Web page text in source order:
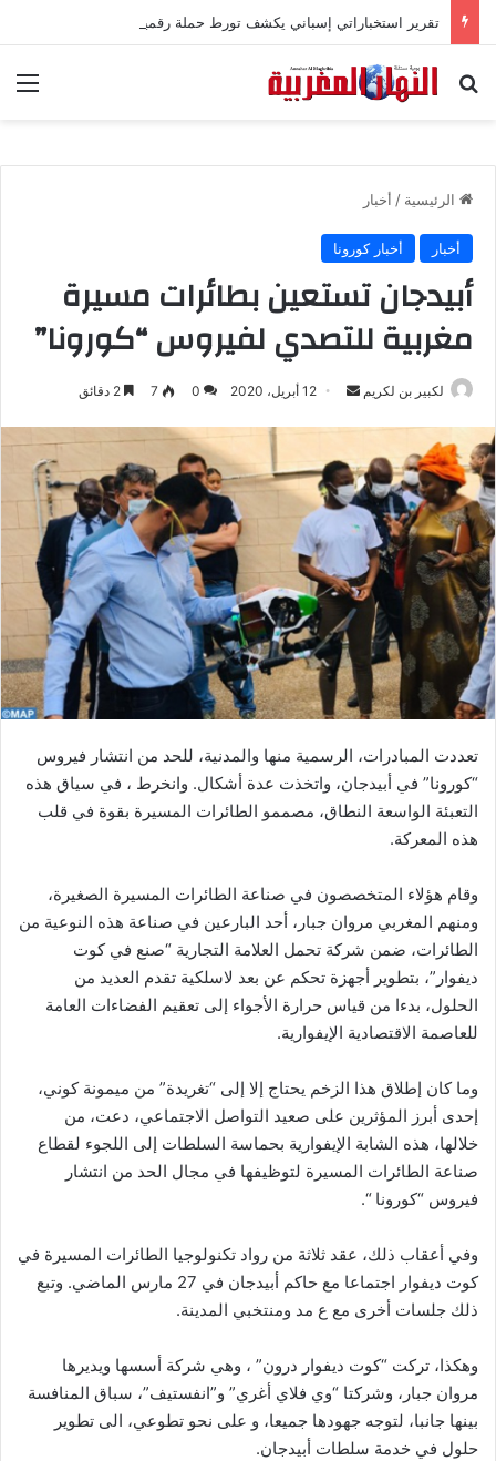
بحث عن
الرئيسية / أخبار
أخبار أخبار كورونا
أبيدجان تستعين بطائرات مسيرة
مغربية للتصدي لفيروس “كورونا”
لكبير بن لكريم
ل
ب
د
إ
ل
ك
ت
و
ن
ي
12 أبريل، 2020 0
7
تعددت المبادرات، الرسمية منها والمدنية، للحد من انتشار فيروس
“كورونا” في أبيدجان، واتخذت عدة أشكال. وانخرط ، في سياق هذه
التعبئة الواسعة النطاق، مصممو الطائرات المسيرة بقوة في قلب
هذه المعركة.
وقام هؤلاء المتخصصون في صناعة الطائرات المسيرة الصغيرة،
ومنهم المغربي مروان جبار، أحد البارعين في صناعة هذه النوعية من
الطائرات، ضمن شركة تحمل العلامة التجارية “صنع في كوت
ديفوار”، بتطوير أجهزة تحكم عن بعد لاسلكية تقدم العديد من
الحلول، بدءا من قياس حرارة الأجواء إلى تعقيم الفضاءات العامة
للعاصمة الاقتصادية الإيفوارية.
وما كان إطلاق هذا الزخم يحتاج إلا إلى “تغريدة” من ميمونة كوني،
إحدى أبرز المؤثرين على صعيد التواصل الاجتماعي، دعت، من
خلالها، هذه الشابة الإيفوارية بحماسة السلطات إلى اللجوء لقطاع
صناعة الطائرات المسيرة لتوظيفها في مجال الحد من انتشار
فيروس “كورونا “.
وفي أعقاب ذلك، عقد ثلاثة من رواد تكنولوجيا الطائرات المسيرة في
كوت ديفوار اجتماعا مع حاكم أبيدجان في 27 مارس الماضي. وتبع
ذلك جلسات أخرى مع ع مد ومنتخبي المدينة.
وهكذا، تركت “كوت ديفوار درون” ، وهي شركة أسسها ويديرها
مروان جبار، وشركتا “وي فلاي أغري” و”انفستيف”، سباق المنافسة
بينها جانبا، لتوجه جهودها جميعا، و على نحو تطوعي، الى تطوير
حلول في خدمة سلطات أبيدجان.